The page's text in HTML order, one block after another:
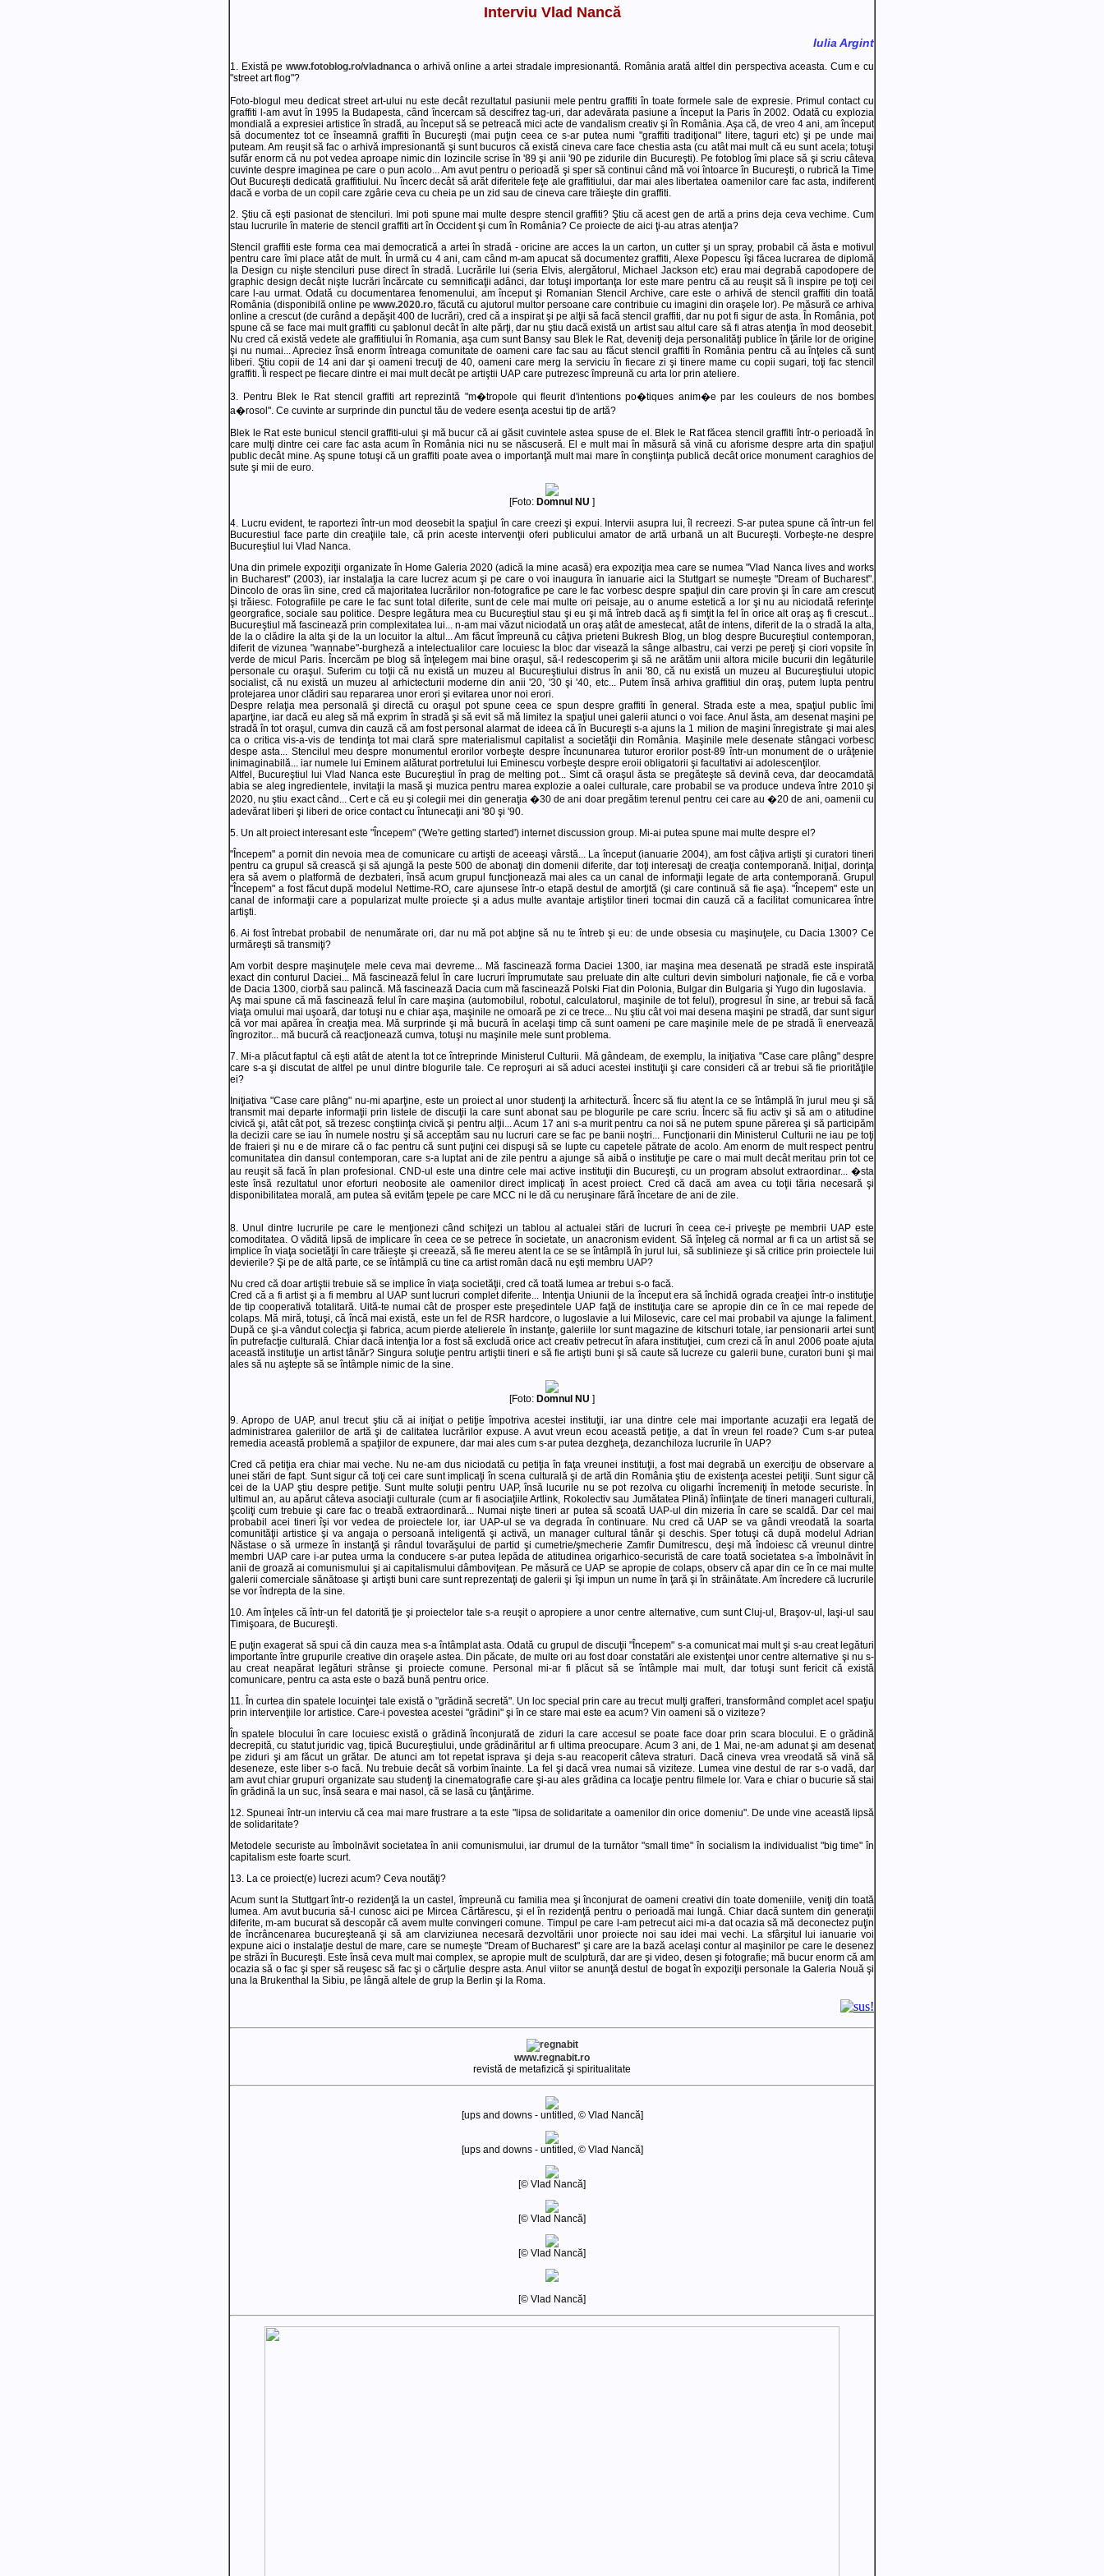
Interviu Vlad Nancă
Iulia Argint
1. Există pe www.fotoblog.ro/vladnancao arhivă online a artei stradale impresionantă. România arată altfel din perspectiva aceasta. Cum e cu
"street art flog"?
Foto-blogul meu dedicat street art-ului nu este decât rezultatul pasiunii mele pentru graffiti în toate formele sale de expresie. Primul contact cu
graffiti l-am avut în 1995 la Budapesta, când încercam să descifrez tag-uri, dar adevărata pasiune a început la Paris în 2002. Odată cu explozia
mondială a expresiei artistice în stradă, au început să se petreacă mici acte de vandalism creativ şi în România. Aşa că, de vreo 4 ani, am început
să documentez tot ce înseamnă graffiti în Bucureşti (mai puţin ceea ce s-ar putea numi "graffiti tradiţional" litere, taguri etc) şi pe unde mai
puteam. Am reuşit să fac o arhivă impresionantă şi sunt bucuros că există cineva care face chestia asta (cu atât mai mult că eu sunt acela; totuşi
sufăr enorm că nu pot vedea aproape nimic din lozincile scrise în '89 şi anii '90 pe zidurile din Bucureşti). Pe fotoblog îmi place să şi scriu câteva
cuvinte despre imaginea pe care o pun acolo... Am avut pentru o perioadă şi sper să continui când mă voi întoarce în Bucureşti, o rubrică la Time
Out Bucureşti dedicată graffitiului. Nu încerc decât să arăt diferitele feţe ale graffitiului, dar mai ales libertatea oamenilor care fac asta, indiferent
dacă e vorba de un copil care zgârie ceva cu cheia pe un zid sau de cineva care trăieşte din graffiti.
2. Ştiu că eşti pasionat de stenciluri. Imi poti spune mai multe despre stencil graffiti? Ştiu că acest gen de artă a prins deja ceva vechime. Cum
stau lucrurile în materie de stencil graffiti art în Occident şi cum în România? Ce proiecte de aici ţi-au atras atenţia?
Stencil graffiti este forma cea mai democratică a artei în stradă - oricine are acces la un carton, un cutter şi un spray, probabil că ăsta e motivul
pentru care îmi place atât de mult. În urmă cu 4 ani, cam când m-am apucat să documentez graffiti, Alexe Popescu îşi făcea lucrarea de diplomă
la Design cu nişte stenciluri puse direct în stradă. Lucrările lui (seria Elvis, alergătorul, Michael Jackson etc) erau mai degrabă capodopere de
graphic design decât nişte lucrări încărcate cu semnificaţii adânci, dar totuşi importanţa lor este mare pentru că au reuşit să îi inspire pe toţi cei
care l-au urmat. Odată cu documentarea fenomenului, am început şi Romanian Stencil Archive, care este o arhivă de stencil graffiti din toată
România (disponibilă online pe www.2020.ro, făcută cu ajutorul multor persoane care contribuie cu imagini din oraşele lor). Pe măsură ce arhiva
online a crescut (de curând a depăşit 400 de lucrări), cred că a inspirat şi pe alţii să facă stencil graffiti, dar nu pot fi sigur de asta. În România, pot
spune că se face mai mult graffiti cu şablonul decât în alte părţi, dar nu ştiu dacă există un artist sau altul care să fi atras atenţia în mod deosebit.
Nu cred că există vedete ale graffitiului în Romania, aşa cum sunt Bansy sau Blek le Rat, deveniţi deja personalităţi publice în ţările lor de origine
şi nu numai... Apreciez însă enorm întreaga comunitate de oameni care fac sau au făcut stencil graffiti în România pentru că au înţeles că sunt
liberi. Ştiu copii de 14 ani dar şi oameni trecuţi de 40, oameni care merg la serviciu în fiecare zi şi tinere mame cu copii sugari, toţi fac stencil
graffiti. Îi respect pe fiecare dintre ei mai mult decât pe artiştii UAP care putrezesc împreună cu arta lor prin ateliere.
3. Pentru Blek le Rat stencil graffiti art reprezintă "m�tropole qui fleurit d'intentions po�tiques anim�e par les couleurs de nos bombes
a�rosol". Ce cuvinte ar surprinde din punctul tău de vedere esenţa acestui tip de artă?
Blek le Rat este bunicul stencil graffiti-ului şi mă bucur că ai găsit cuvintele astea spuse de el. Blek le Rat făcea stencil graffiti într-o perioadă în
care mulţi dintre cei care fac asta acum în România nici nu se născuseră. El e mult mai în măsură să vină cu aforisme despre arta din spaţiul
public decât mine. Aş spune totuşi că un graffiti poate avea o importanţă mult mai mare în conştiinţa publică decât orice monument caraghios de
sute şi mii de euro.
[Foto: Domnul NU ]
4. Lucru evident, te raportezi într-un mod deosebit la spaţiul în care creezi şi expui. Intervii asupra lui, îl recreezi. S-ar putea spune că într-un fel
Bucurestiul face parte din creaţiile tale, că prin aceste intervenţii oferi publicului amator de artă urbană un alt Bucureşti. Vorbeşte-ne despre
Bucureştiul lui Vlad Nanca.
Una din primele expoziţii organizate în Home Galeria 2020 (adică la mine acasă) era expoziţia mea care se numea "Vlad Nanca lives and works
in Bucharest" (2003), iar instalaţia la care lucrez acum şi pe care o voi inaugura în ianuarie aici la Stuttgart se numeşte "Dream of Bucharest".
Dincolo de oras îin sine, cred că majoritatea lucrărilor non-fotografice pe care le fac vorbesc despre spaţiul din care provin şi în care am crescut
şi trăiesc. Fotografiile pe care le fac sunt total diferite, sunt de cele mai multe ori peisaje, au o anume estetică a lor şi nu au niciodată referinţe
georgrafice, sociale sau politice. Despre legătura mea cu Bucureştiul stau şi eu şi mă întreb dacă aş fi simţit la fel în orice alt oraş aş fi crescut...
Bucureştiul mă fascinează prin complexitatea lui... n-am mai văzut niciodată un oraş atât de amestecat, atât de intens, diferit de la o stradă la alta,
de la o clădire la alta şi de la un locuitor la altul... Am făcut împreună cu câţiva prieteni Bukresh Blog, un blog despre Bucureştiul contemporan,
diferit de vizunea "wannabe"-burgheză a intelectualilor care locuiesc la bloc dar visează la sânge albastru, cai verzi pe pereţi şi ciori vopsite în
verde de micul Paris. Încercăm pe blog să înţelegem mai bine oraşul, să-l redescoperim şi să ne arătăm unii altora micile bucurii din legăturile
personale cu oraşul. Suferim cu toţii că nu există un muzeu al Bucureştiului distrus în anii '80, că nu există un muzeu al Bucureştiului utopic
socialist, că nu există un muzeu al arhictecturii moderne din anii '20, '30 şi '40, etc... Putem însă arhiva graffitiul din oraş, putem lupta pentru
protejarea unor clădiri sau repararea unor erori şi evitarea unor noi erori.
Despre relaţia mea personală şi directă cu oraşul pot spune ceea ce spun despre graffiti în general. Strada este a mea, spaţiul public îmi
aparţine, iar dacă eu aleg să mă exprim în stradă şi să evit să mă limitez la spaţiul unei galerii atunci o voi face. Anul ăsta, am desenat maşini pe
stradă în tot oraşul, cumva din cauză că am fost personal alarmat de ideea că în Bucureşti s-a ajuns la 1 milion de maşini înregistrate şi mai ales
ca o critica vis-a-vis de tendinţa tot mai clară spre materialismul capitalist a societăţii din România. Maşinile mele desenate stângaci vorbesc
despe asta... Stencilul meu despre monumentul erorilor vorbeşte despre încununarea tuturor erorilor post-89 într-un monument de o urâţenie
inimaginabilă... iar numele lui Eminem alăturat portretului lui Eminescu vorbeşte despre eroii obligatorii şi facultativi ai adolescenţilor.
Altfel, Bucureştiul lui Vlad Nanca este Bucureştiul în prag de melting pot... Simt că oraşul ăsta se pregăteşte să devină ceva, dar deocamdată
abia se aleg ingredientele, invitaţii la masă şi muzica pentru marea explozie a oalei culturale, care probabil se va produce undeva între 2010 şi
2020, nu ştiu exact când... Cert e că eu şi colegii mei din generaţia �30 de ani doar pregătim terenul pentru cei care au �20 de ani, oamenii cu
adevărat liberi şi liberi de orice contact cu întunecaţii ani '80 şi '90.
5. Un alt proiect interesant este "Începem" ('We're getting started') internet discussion group. Mi-ai putea spune mai multe despre el?
"Începem" a pornit din nevoia mea de comunicare cu artişti de aceeaşi vârstă... La început (ianuarie 2004), am fost câţiva artişti şi curatori tineri
pentru ca grupul să crească şi să ajungă la peste 500 de abonaţi din domenii diferite, dar toţi interesaţi de creaţia contemporană. Iniţial, dorinţa
era să avem o platformă de dezbateri, însă acum grupul funcţionează mai ales ca un canal de informaţii legate de arta contemporană. Grupul
"Începem" a fost făcut după modelul Nettime-RO, care ajunsese într-o etapă destul de amorţită (şi care continuă să fie aşa). "Începem" este un
canal de informaţii care a popularizat multe proiecte şi a adus multe avantaje artiştilor tineri tocmai din cauză că a facilitat comunicarea între
artişti.
6. Ai fost întrebat probabil de nenumărate ori, dar nu mă pot abţine să nu te întreb şi eu: de unde obsesia cu maşinuţele, cu Dacia 1300? Ce
urmăreşti să transmiţi?
Am vorbit despre maşinuţele mele ceva mai devreme... Mă fascinează forma Daciei 1300, iar maşina mea desenată pe stradă este inspirată
exact din conturul Daciei... Mă fascinează felul în care lucruri împrumutate sau preluate din alte culturi devin simboluri naţionale, fie că e vorba
de Dacia 1300, ciorbă sau palincă. Mă fascinează Dacia cum mă fascinează Polski Fiat din Polonia, Bulgar din Bulgaria şi Yugo din Iugoslavia.
Aş mai spune că mă fascinează felul în care maşina (automobilul, robotul, calculatorul, maşinile de tot felul), progresul în sine, ar trebui să facă
viaţa omului mai uşoară, dar totuşi nu e chiar aşa, maşinile ne omoară pe zi ce trece... Nu ştiu cât voi mai desena maşini pe stradă, dar sunt sigur
că vor mai apărea în creaţia mea. Mă surprinde şi mă bucură în acelaşi timp că sunt oameni pe care maşinile mele de pe stradă îi enervează
îngrozitor... mă bucură că reacţionează cumva, totuşi nu maşinile mele sunt problema.
7. Mi-a plăcut faptul că eşti atât de atent la tot ce întreprinde Ministerul Culturii. Mă gândeam, de exemplu, la iniţiativa "Case care plâng" despre
care s-a şi discutat de altfel pe unul dintre blogurile tale. Ce reproşuri ai să aduci acestei instituţii şi care consideri că ar trebui să fie priorităţile
ei?
Iniţiativa "Case care plâng" nu-mi aparţine, este un proiect al unor studenţi la arhitectură. Încerc să fiu atent la ce se întâmplă în jurul meu şi să
transmit mai departe informaţii prin listele de discuţii la care sunt abonat sau pe blogurile pe care scriu. Încerc să fiu activ şi să am o atitudine
civică şi, atât cât pot, să trezesc conştiinţa civică şi pentru alţii... Acum 17 ani s-a murit pentru ca noi să ne putem spune părerea şi să participăm
la decizii care se iau în numele nostru şi să acceptăm sau nu lucruri care se fac pe banii noştri... Funcţionarii din Ministerul Culturii ne iau pe toţi
de fraieri şi nu e de mirare că o fac pentru că sunt puţini cei dispuşi să se lupte cu capetele pătrate de acolo. Am enorm de mult respect pentru
comunitatea din dansul contemporan, care s-a luptat ani de zile pentru a ajunge să aibă o instituţie pe care o mai mult decât meritau prin tot ce
au reuşit să facă în plan profesional. CND-ul este una dintre cele mai active instituţii din Bucureşti, cu un program absolut extraordinar... �sta
este însă rezultatul unor eforturi neobosite ale oamenilor direct implicaţi în acest proiect. Cred că dacă am avea cu toţii tăria necesară şi
disponibilitatea morală, am putea să evităm ţepele pe care MCC ni le dă cu neruşinare fără încetare de ani de zile.
8. Unul dintre lucrurile pe care le menţionezi când schiţezi un tablou al actualei stări de lucruri în ceea ce-i priveşte pe membrii UAP este
comoditatea. O vădită lipsă de implicare în ceea ce se petrece în societate, un anacronism evident. Să înţeleg că normal ar fi ca un artist să se
implice în viaţa societăţii în care trăieşte şi creează, să fie mereu atent la ce se se întâmplă în jurul lui, să sublinieze şi să critice prin proiectele lui
devierile? Şi pe de altă parte, ce se întâmplă cu tine ca artist român dacă nu eşti membru UAP?
Nu cred că doar artiştii trebuie să se implice în viaţa societăţii, cred că toată lumea ar trebui s-o facă.
Cred că a fi artist şi a fi membru al UAP sunt lucruri complet diferite... Intenţia Uniunii de la început era să închidă ograda creaţiei într-o instituţie
de tip cooperativă totalitară. Uită-te numai cât de prosper este preşedintele UAP faţă de instituţia care se apropie din ce în ce mai repede de
colaps. Mă miră, totuşi, că încă mai există, este un fel de RSR hardcore, o Iugoslavie a lui Milosevic, care cel mai probabil va ajunge la faliment.
După ce şi-a vândut colecţia şi fabrica, acum pierde atelierele în instanţe, galeriile lor sunt magazine de kitschuri totale, iar pensionarii artei sunt
în putrefacţie culturală. Chiar dacă intenţia lor a fost să excludă orice act creativ petrecut în afara instituţiei, cum crezi că în anul 2006 poate ajuta
această instituţie un artist tânăr? Singura soluţie pentru artiştii tineri e să fie artişti buni şi să caute să lucreze cu galerii bune, curatori buni şi mai
ales să nu aştepte să se întâmple nimic de la sine.
[Foto: Domnul NU ]
9. Apropo de UAP, anul trecut ştiu că ai iniţiat o petiţie împotriva acestei instituţii, iar una dintre cele mai importante acuzaţii era legată de
administrarea galeriilor de artă şi de calitatea lucrărilor expuse. A avut vreun ecou această petiţie, a dat în vreun fel roade? Cum s-ar putea
remedia această problemă a spaţiilor de expunere, dar mai ales cum s-ar putea dezgheţa, dezanchiloza lucrurile în UAP?
Cred că petiţia era chiar mai veche. Nu ne-am dus niciodată cu petiţia în faţa vreunei instituţii, a fost mai degrabă un exerciţiu de observare a
unei stări de fapt. Sunt sigur că toţi cei care sunt implicaţi în scena culturală şi de artă din România ştiu de existenţa acestei petiţii. Sunt sigur că
cei de la UAP ştiu despre petiţie. Sunt multe soluţii pentru UAP, însă lucurile nu se pot rezolva cu oligarhi încremeniţi în metode securiste. În
ultimul an, au apărut câteva asociaţii culturale (cum ar fi asociaţiile Artlink, Rokolectiv sau Jumătatea Plină) înfiinţate de tineri manageri culturali,
şcoliţi cum trebuie şi care fac o treabă extraordinară... Numai nişte tineri ar putea să scoată UAP-ul din mizeria în care se scaldă. Dar cel mai
probabil acei tineri îşi vor vedea de proiectele lor, iar UAP-ul se va degrada în continuare. Nu cred că UAP se va gândi vreodată la soarta
comunităţii artistice şi va angaja o persoană inteligentă şi activă, un manager cultural tânăr şi deschis. Sper totuşi că după modelul Adrian
Năstase o să urmeze în instanţă şi rândul tovarăşului de partid şi cumetrie/şmecherie Zamfir Dumitrescu, deşi mă îndoiesc că vreunul dintre
membri UAP care i-ar putea urma la conducere s-ar putea lepăda de atitudinea origarhico-securistă de care toată societatea s-a îmbolnăvit în
anii de groază ai comunismului şi ai capitalismului dâmboviţean. Pe măsură ce UAP se apropie de colaps, observ că apar din ce în ce mai multe
galerii comerciale sănătoase şi artişti buni care sunt reprezentaţi de galerii şi îşi impun un nume în ţară şi în străinătate. Am încredere că lucrurile
se vor îndrepta de la sine.
10. Am înţeles că într-un fel datorită ţie şi proiectelor tale s-a reuşit o apropiere a unor centre alternative, cum sunt Cluj-ul, Braşov-ul, Iaşi-ul sau
Timişoara, de Bucureşti.
E puţin exagerat să spui că din cauza mea s-a întâmplat asta. Odată cu grupul de discuţii "Începem" s-a comunicat mai mult şi s-au creat legături
importante între grupurile creative din oraşele astea. Din păcate, de multe ori au fost doar constatări ale existenţei unor centre alternative şi nu s-
au creat neapărat legături strânse şi proiecte comune. Personal mi-ar fi plăcut să se întâmple mai mult, dar totuşi sunt fericit că există
comunicare, pentru ca asta este o bază bună pentru orice.
11. În curtea din spatele locuinţei tale există o "grădină secretă". Un loc special prin care au trecut mulţi grafferi, transformând complet acel spaţiu
prin intervenţiile lor artistice. Care-i povestea acestei "grădini" şi în ce stare mai este ea acum? Vin oameni să o viziteze?
În spatele blocului în care locuiesc există o grădină înconjurată de ziduri la care accesul se poate face doar prin scara blocului. E o grădină
decrepită, cu statut juridic vag, tipică Bucureştiului, unde grădinăritul ar fi ultima preocupare. Acum 3 ani, de 1 Mai, ne-am adunat şi am desenat
pe ziduri şi am făcut un grătar. De atunci am tot repetat isprava şi deja s-au reacoperit câteva straturi. Dacă cineva vrea vreodată să vină să
deseneze, este liber s-o facă. Nu trebuie decât să vorbim înainte. La fel şi dacă vrea numai să viziteze. Lumea vine destul de rar s-o vadă, dar
am avut chiar grupuri organizate sau studenţi la cinematografie care şi-au ales grădina ca locaţie pentru filmele lor. Vara e chiar o bucurie să stai
în grădină la un suc, însă seara e mai nasol, că se lasă cu ţânţărime.
12. Spuneai într-un interviu că cea mai mare frustrare a ta este "lipsa de solidaritate a oamenilor din orice domeniu". De unde vine această lipsă
de solidaritate?
Metodele securiste au îmbolnăvit societatea în anii comunismului, iar drumul de la turnător "small time" în socialism la individualist "big time" în
capitalism este foarte scurt.
13. La ce proiect(e) lucrezi acum? Ceva noutăţi?
Acum sunt la Stuttgart într-o rezidenţă la un castel, împreună cu familia mea şi înconjurat de oameni creativi din toate domeniile, veniţi din toată
lumea. Am avut bucuria să-l cunosc aici pe Mircea Cărtărescu, şi el în rezidenţă pentru o perioadă mai lungă. Chiar dacă suntem din generaţii
diferite, m-am bucurat să descopăr că avem multe convingeri comune. Timpul pe care l-am petrecut aici mi-a dat ocazia să mă deconectez puţin
de încrâncenarea bucureşteană şi să am clarviziunea necesară dezvoltării unor proiecte noi sau idei mai vechi. La sfârşitul lui ianuarie voi
expune aici o instalaţie destul de mare, care se numeşte "Dream of Bucharest" şi care are la bază acelaşi contur al maşinilor pe care le desenez
pe străzi în Bucureşti. Este însă ceva mult mai complex, se apropie mult de sculptură, dar are şi video, desen şi fotografie; mă bucur enorm că am
ocazia să o fac şi sper să reuşesc să fac şi o cărţulie despre asta. Anul viitor se anunţă destul de bogat în expoziţii personale la Galeria Nouă şi
una la Brukenthal la Sibiu, pe lângă altele de grup la Berlin şi la Roma.
www.regnabit.ro
revistă de metafizică şi spiritualitate
[ups and downs - untitled, © Vlad Nancă]
[ups and downs - untitled, © Vlad Nancă]
[© Vlad Nancă]
[© Vlad Nancă]
[© Vlad Nancă]
[© Vlad Nancă]